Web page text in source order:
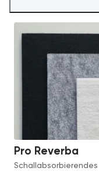
Pro Reverba
Schallabsorbierendes